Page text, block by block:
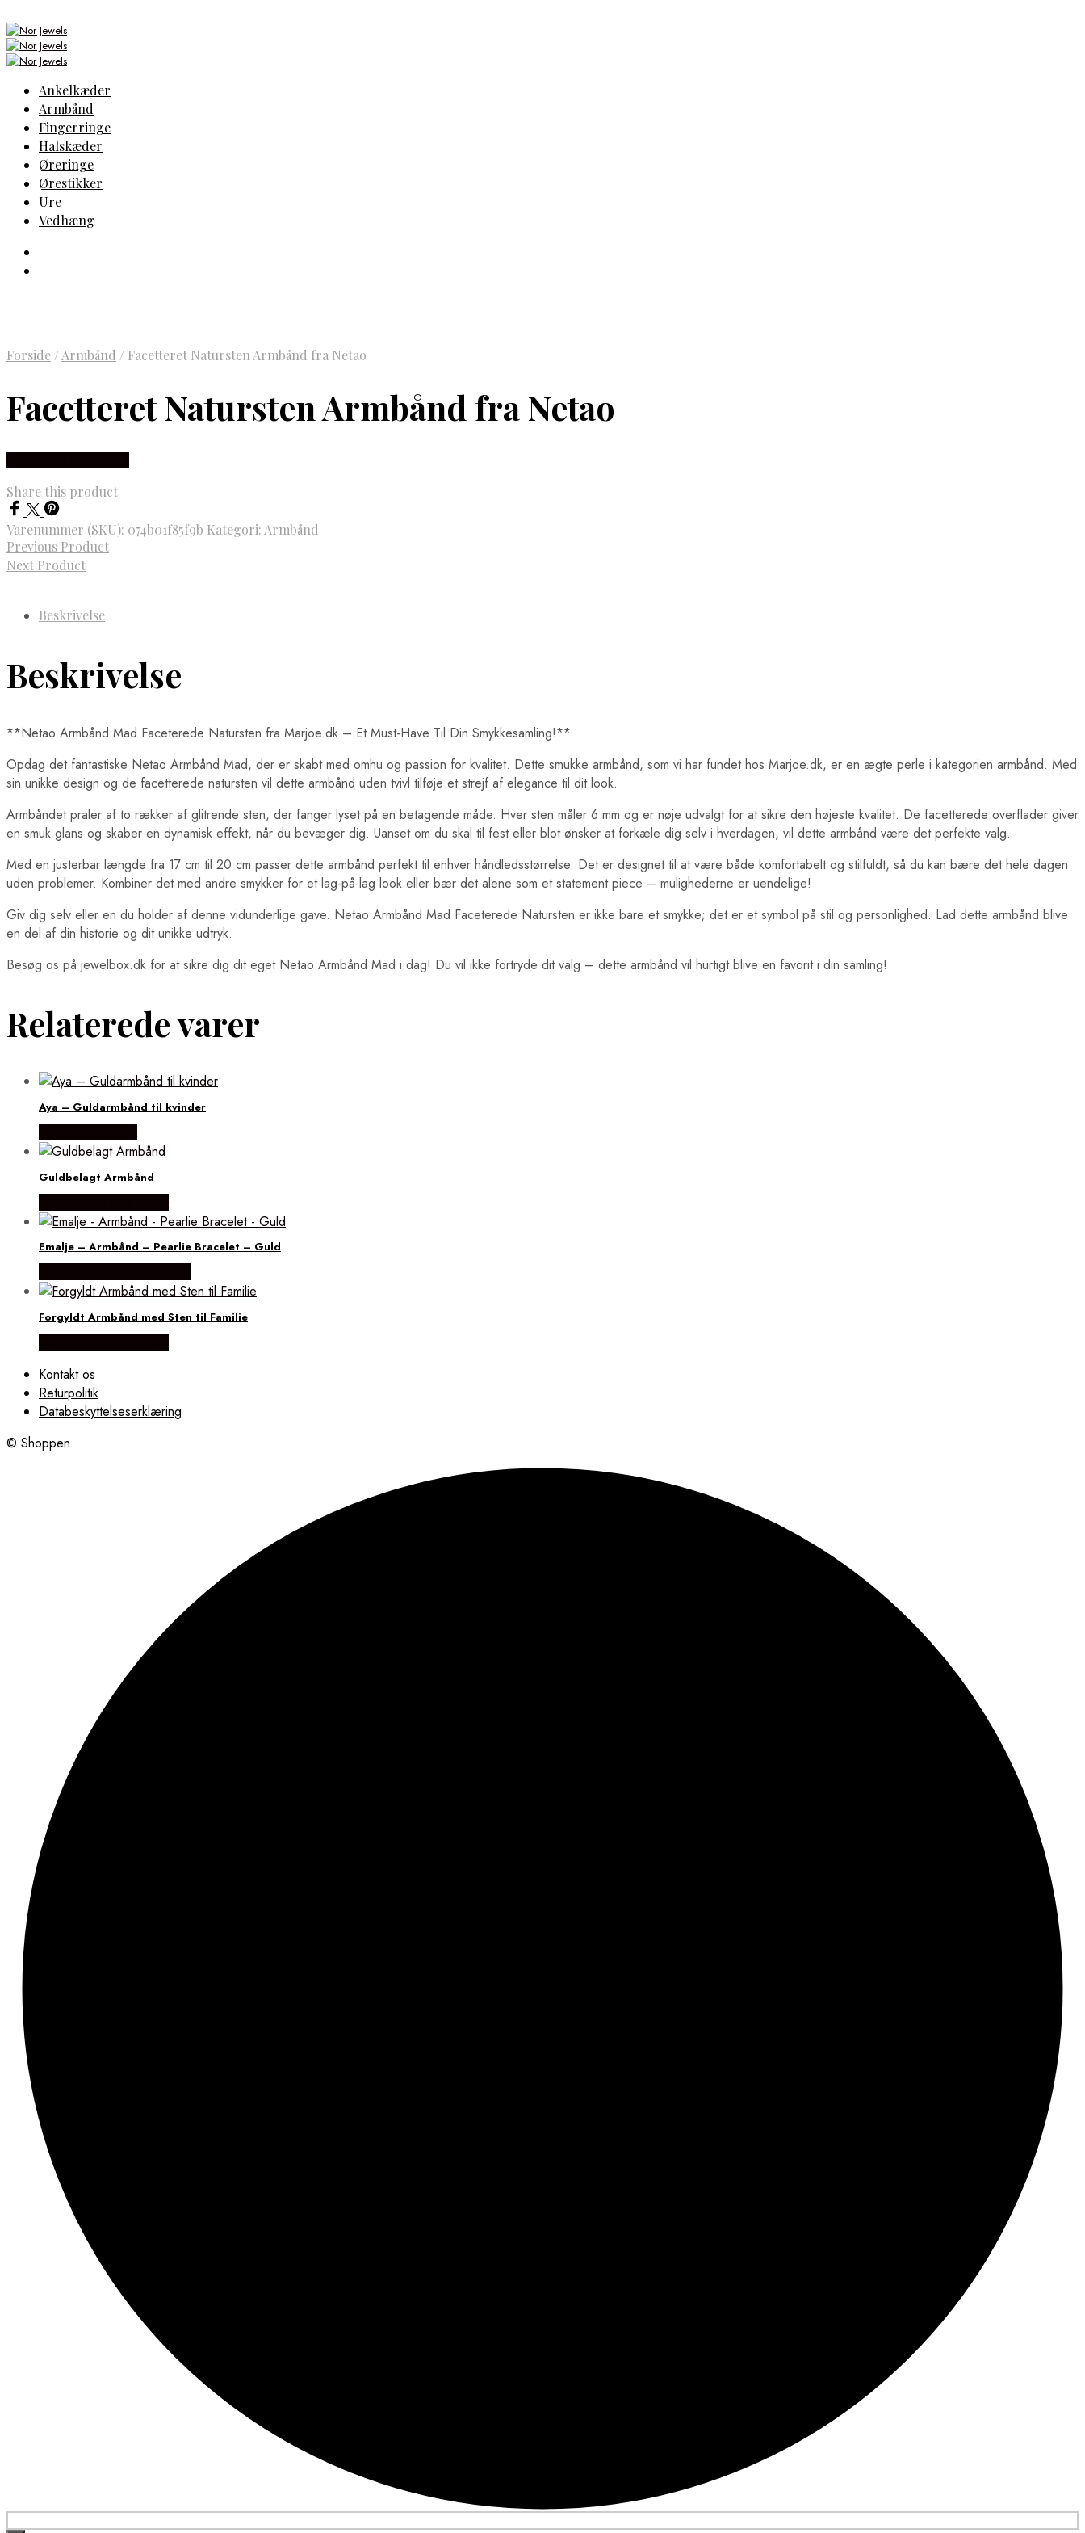
Ankelkæder
Armbånd
Fingerringe
Halskæder
Øreringe
Ørestikker
Ure
Vedhæng
Forside / Armbånd / Facetteret Natursten Armbånd fra Netao
Facetteret Natursten Armbånd fra Netao
Share this product
Varenummer (SKU): 074b01f85f9b Kategori: Armbånd
Previous Product
Next Product
Beskrivelse
Beskrivelse
**Netao Armbånd Mad Faceterede Natursten fra Marjoe.dk – Et Must-Have Til Din Smykkesamling!**
Opdag det fantastiske Netao Armbånd Mad, der er skabt med omhu og passion for kvalitet. Dette smukke armbånd, som vi har fundet hos Marjoe.dk, er en ægte perle i kategorien armbånd. Med
sin unikke design og de facetterede natursten vil dette armbånd uden tvivl tilføje et strejf af elegance til dit look.
Armbåndet praler af to rækker af glitrende sten, der fanger lyset på en betagende måde. Hver sten måler 6 mm og er nøje udvalgt for at sikre den højeste kvalitet. De facetterede overflader giver
en smuk glans og skaber en dynamisk effekt, når du bevæger dig. Uanset om du skal til fest eller blot ønsker at forkæle dig selv i hverdagen, vil dette armbånd være det perfekte valg.
Med en justerbar længde fra 17 cm til 20 cm passer dette armbånd perfekt til enhver håndledsstørrelse. Det er designet til at være både komfortabelt og stilfuldt, så du kan bære det hele dagen
uden problemer. Kombiner det med andre smykker for et lag-på-lag look eller bær det alene som et statement piece – mulighederne er uendelige!
Giv dig selv eller en du holder af denne vidunderlige gave. Netao Armbånd Mad Faceterede Natursten er ikke bare et smykke; det er et symbol på stil og personlighed. Lad dette armbånd blive
en del af din historie og dit unikke udtryk.
Besøg os på jewelbox.dk for at sikre dig dit eget Netao Armbånd Mad i dag! Du vil ikke fortryde dit valg – dette armbånd vil hurtigt blive en favorit i din samling!
Relaterede varer
Aya – Guldarmbånd til kvinder
Guldbelagt Armbånd
Emalje – Armbånd – Pearlie Bracelet – Guld
Forgyldt Armbånd med Sten til Familie
Kontakt os
Returpolitik
Databeskyttelseserklæring
© Shoppen